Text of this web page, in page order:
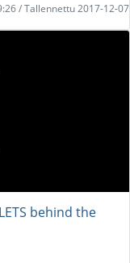
/ Tallennettu 2017-12-07
behind the